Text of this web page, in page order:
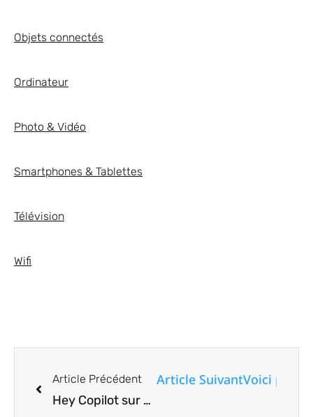
Objets connectés
Ordinateur
Photo & Vidéo
Smartphones & Tablettes
Télévision
Wifi
Article Précédent
Hey Copilot sur Windows 11 : IA mains libres ou juste un autre casse-tête en matière de confidentialité ?
Article SuivantVoici